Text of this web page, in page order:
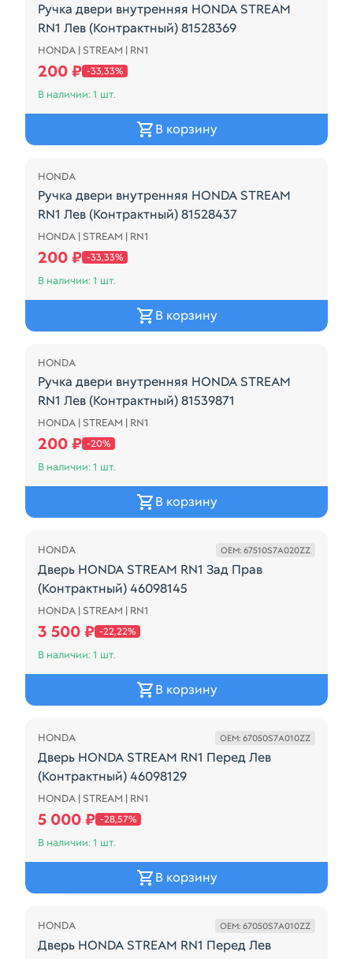
Ручка двери внутренняя HONDA STREAM
RN1 Лев (Контрактный) 81528369
Ручка двери внутренняя HONDA STREAM RN1 Лев
HONDA | STREAM | RN1
200 ₽ -33,33%
В наличии: 1 шт.
В корзину
Распродажа
HONDA
Ручка двери внутренняя HONDA STREAM
RN1 Лев (Контрактный) 81528437
Ручка двери внутренняя HONDA STREAM RN1 Лев
HONDA | STREAM | RN1
200 ₽ -33,33%
В наличии: 1 шт.
В корзину
Распродажа
HONDA
Ручка двери внутренняя HONDA STREAM
RN1 Лев (Контрактный) 81539871
Ручка двери внутренняя HONDA STREAM RN1 Лев
HONDA | STREAM | RN1
200 ₽ -20%
В наличии: 1 шт.
В корзину
Распродажа
HONDA OEM: 67510S7A020ZZ
Дверь HONDA STREAM RN1 Зад Прав
(Контрактный) 46098145
Дверь HONDA STREAM RN1 Зад Прав
HONDA | STREAM | RN1
3 500 ₽ -22,22%
В наличии: 1 шт.
В корзину
Распродажа
HONDA OEM: 67050S7A010ZZ
Дверь HONDA STREAM RN1 Перед Лев
(Контрактный) 46098129
Дверь HONDA STREAM RN1 Перед Лев
HONDA | STREAM | RN1
5 000 ₽ -28,57%
В наличии: 1 шт.
В корзину
Распродажа
HONDA OEM: 67050S7A010ZZ
Дверь HONDA STREAM RN1 Перед Лев